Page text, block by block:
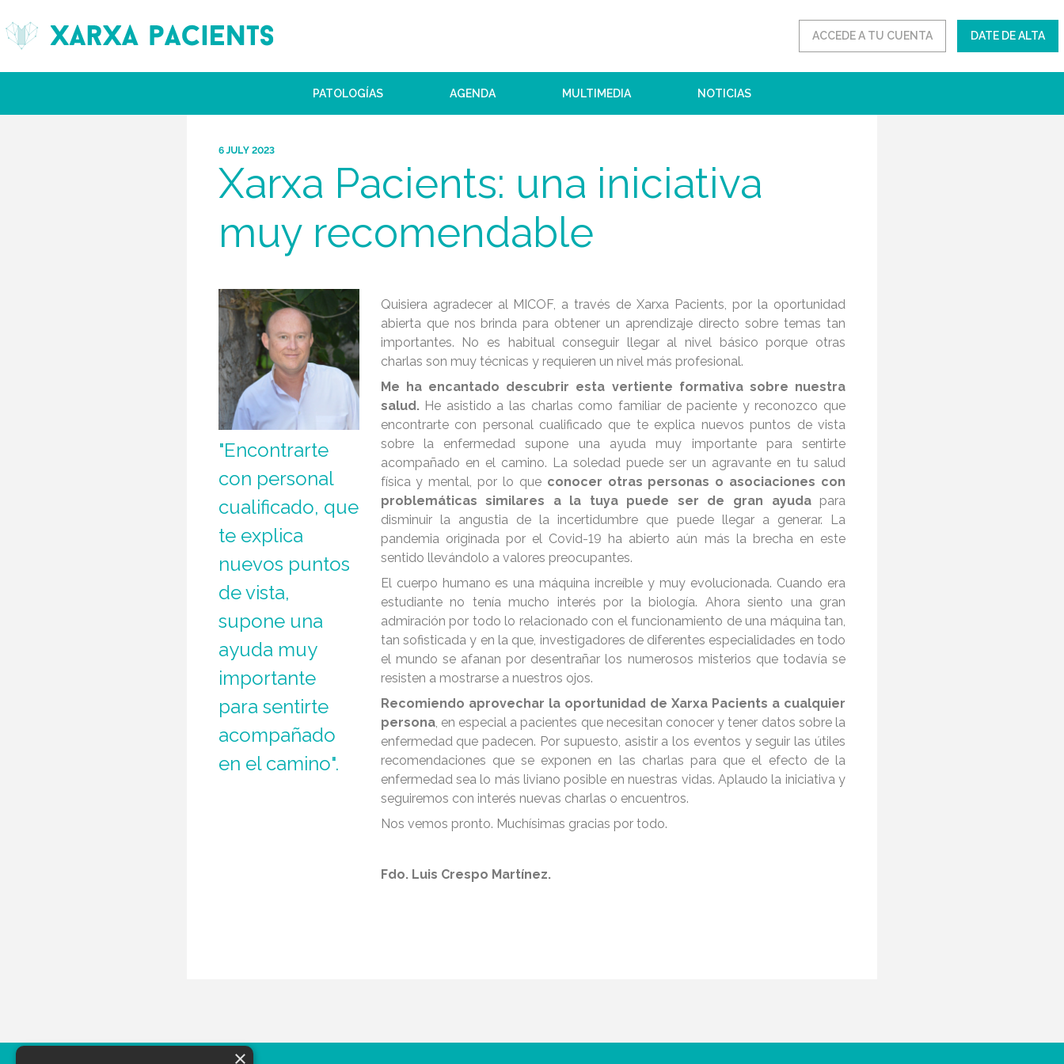
ACCEDE A TU CUENTA DATE DE ALTA
PATOLOGÍAS AGENDA MULTIMEDIA NOTICIAS
6 JULY 2023
Xarxa Pacients: una iniciativa
muy recomendable
"Encontrarte
con personal
cualificado, que
te explica
nuevos puntos
de vista,
supone una
ayuda muy
importante
para sentirte
acompañado
en el camino".
Quisiera agradecer al MICOF, a través de Xarxa Pacients, por la oportunidad
abierta que nos brinda para obtener un aprendizaje directo sobre temas tan
importantes. No es habitual conseguir llegar al nivel básico porque otras
charlas son muy técnicas y requieren un nivel más profesional.
Me ha encantado descubrir esta vertiente formativa sobre nuestra
salud.He asistido a las charlas como familiar de paciente y reconozco que
encontrarte con personal cualificado que te explica nuevos puntos de vista
sobre la enfermedad supone una ayuda muy importante para sentirte
acompañado en el camino. La soledad puede ser un agravante en tu salud
física y mental, por lo que conocer otras personas o asociaciones con
problemáticas similares a la tuya puede ser de gran ayuda para
disminuir la angustia de la incertidumbre que puede llegar a generar. La
pandemia originada por el Covid-19 ha abierto aún más la brecha en este
sentido llevándolo a valores preocupantes.
El cuerpo humano es una máquina increíble y muy evolucionada. Cuando era
estudiante no tenía mucho interés por la biología. Ahora siento una gran
admiración por todo lo relacionado con el funcionamiento de una máquina tan,
tan sofisticada y en la que, investigadores de diferentes especialidades en todo
el mundo se afanan por desentrañar los numerosos misterios que todavía se
resisten a mostrarse a nuestros ojos.
Recomiendo aprovechar la oportunidad de Xarxa Pacients a cualquier
persona, en especial a pacientes que necesitan conocer y tener datos sobre la
enfermedad que padecen. Por supuesto, asistir a los eventos y seguir las útiles
recomendaciones que se exponen en las charlas para que el efecto de la
enfermedad sea lo más liviano posible en nuestras vidas. Aplaudo la iniciativa y
seguiremos con interés nuevas charlas o encuentros.
Nos vemos pronto. Muchísimas gracias por todo.
Fdo. Luis Crespo Martínez.
×